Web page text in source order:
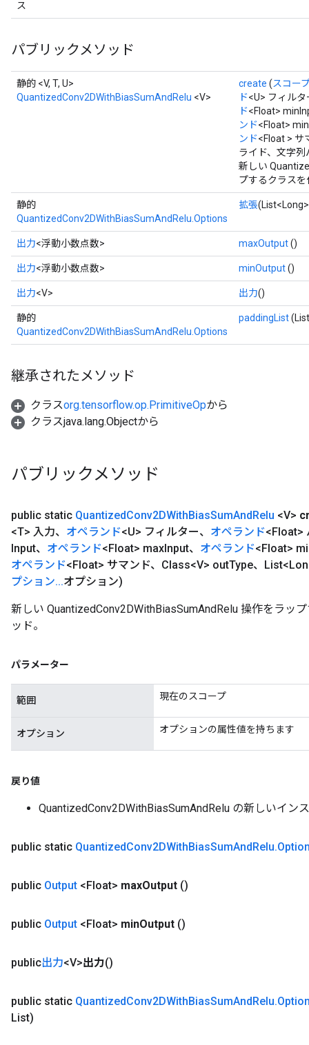
ス
パブリックメソッド
静的 <V, T, U>
QuantizedConv2DWithBiasSumAndRelu <V>
create (スコー
ド<U> フィルタ
ド<Float>
ンド<Float>
ンド<Float > サ
ライド、文字列
新しい
プするクラス
静的
QuantizedConv2DWithBiasSumAndRelu.Options
拡張
出力<浮動小数点数> maxOutput()
出力<浮動小数点数> minOutput()
出力<V> 出力()
静的
QuantizedConv2DWithBiasSumAndRelu.Options
paddingList
継承されたメソッド
クラスorg.tensorflow.op.PrimitiveOpから
クラスjava.lang.Objectから
パブリックメソッド
public static QuantizedConv2DWithBiasSumAndRelu <V>
<T> 入力、 オペランド<U> フィルター、 オペランド<Float>
Input、 オペランド<Float> maxInput、 オペランド<Float>
オペランド<Float> サマンド、Class<V> outType、
プション...オプション)
新しい QuantizedConv2DWithBiasSumAndRelu 操作をラッ
ッド。
パラメーター
範囲 現在のスコープ
オプション オプションの属性値を持ちます
戻り値
QuantizedConv2DWithBiasSumAndRelu の新しいイン
public static QuantizedConv2DWithBiasSumAndRelu.
public Output <Float> maxOutput ()
public Output <Float> minOutput ()
public出力<V>出力()
public static QuantizedConv2DWithBiasSumAndRelu.
List)